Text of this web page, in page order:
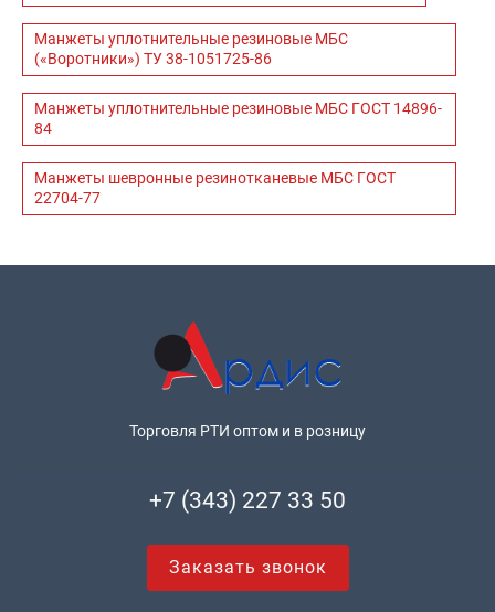
Манжеты уплотнительные резиновые МБС
(«Воротники») ТУ 38-1051725-86
Манжеты уплотнительные резиновые МБС ГОСТ 14896-
84
Манжеты шевронные резинотканевые МБС ГОСТ
22704-77
Торговля РТИ оптом и в розницу
+7 (343) 227 33 50
Заказать звонок